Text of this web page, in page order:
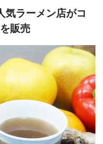
気ラーメン店がコ
販売